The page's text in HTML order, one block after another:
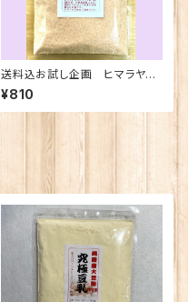
送料込お試し企画 ヒマラヤ岩
塩 300g 使いやすい粉末タイプ
¥810